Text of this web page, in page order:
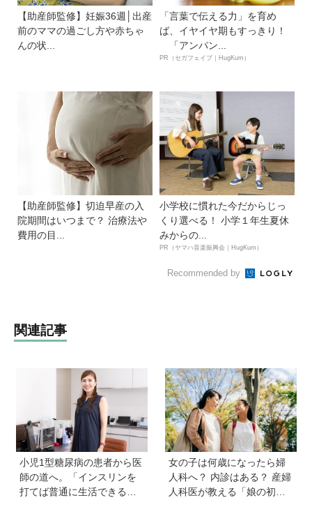
【助産師監修】妊娠36週│出産
前のママの過ごし方や赤ちゃ
んの状...
「言葉で伝える力」を育め
ば、イヤイヤ期もすっきり！
「アンパン...
PR（セガフェイブ｜HugKum）
【助産師監修】切迫早産の入
院期間はいつまで？ 治療法や
費用の目...
小学校に慣れた今だからじっ
くり選べる！ 小学１年生夏休
みからの...
PR（ヤマハ音楽振興会｜HugKum）
Recommended by
関連記事
小児1型糖尿病の患者から医
師の道へ。「インスリンを
打てば普通に生活できる」
女の子は何歳になったら婦
人科へ？ 内診はある？ 産婦
人科医が教える「娘の初め